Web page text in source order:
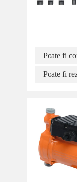
Poate fi
Poate fi